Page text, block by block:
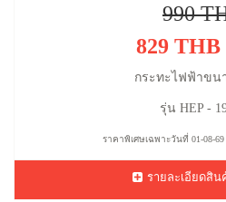
990
829 THB
กระทะไฟฟ้าขน
รุ่น HEP -
ราคาพิเศษเฉพาะวันที่ 01-08-69
รายละเอียดสิน